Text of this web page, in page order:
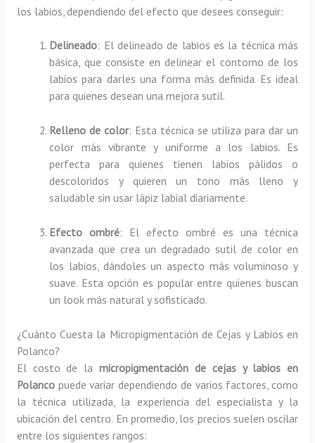
los labios, dependiendo del efecto que desees conseguir:
Delineado: El delineado de labios es la técnica más
básica, que consiste en delinear el contorno de los
labios para darles una forma más definida. Es ideal
para quienes desean una mejora sutil.
Relleno de color: Esta técnica se utiliza para dar un
color más vibrante y uniforme a los labios. Es
perfecta para quienes tienen labios pálidos o
descoloridos y quieren un tono más lleno y
saludable sin usar lápiz labial diariamente.
Efecto ombré: El efecto ombré es una técnica
avanzada que crea un degradado sutil de color en
los labios, dándoles un aspecto más voluminoso y
suave. Esta opción es popular entre quienes buscan
un look más natural y sofisticado.
¿Cuánto Cuesta la Micropigmentación de Cejas y Labios en
Polanco?
El costo de lamicropigmentación de cejas y labios en
Polancopuede variar dependiendo de varios factores, como
la técnica utilizada, la experiencia del especialista y la
ubicación del centro. En promedio, los precios suelen oscilar
entre los siguientes rangos: